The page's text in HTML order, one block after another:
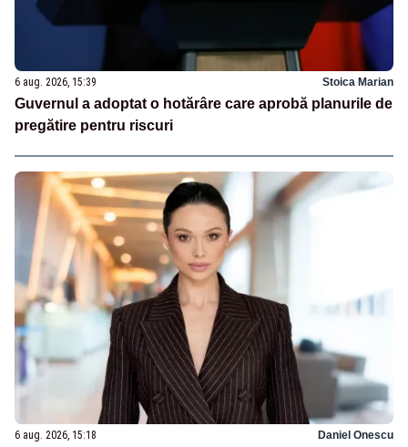
6 aug. 2026, 15:39 Stoica Marian
Guvernul a adoptat o hotărâre care aprobă planurile de
pregătire pentru riscuri
6 aug. 2026, 15:18 Daniel Onescu